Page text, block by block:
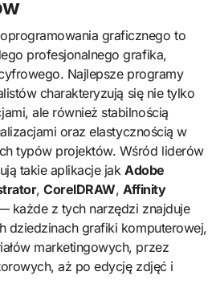
profesjonalnego grafika,
Najlepsze programy
charakteryzują się nie tylko
ale również stabilnością
oraz elastycznością w
typów projektów. Wśród liderów
takie aplikacje jakAdobe
,CorelDRAW, Affinity
każde z tych narzędzi znajduje
dziedzinach grafiki komputerowej,
marketingowych, przez
aż po edycję zdjęć i